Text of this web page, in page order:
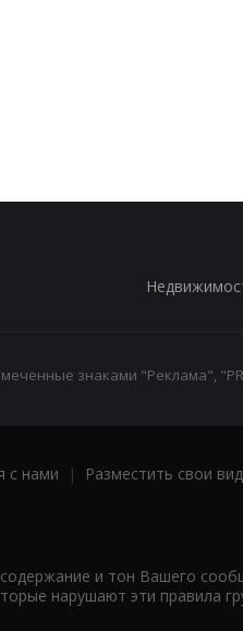
знаками "Реклама",
с нами | Разместить свои
и тон Вашего
нарушают эти правила